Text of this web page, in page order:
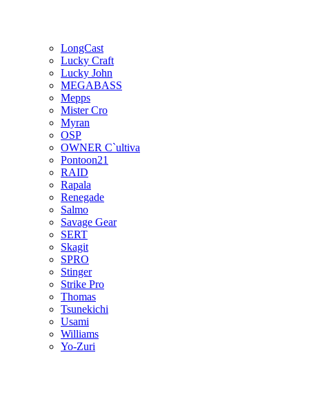
LongCast
Lucky Craft
Lucky John
MEGABASS
Mepps
Mister Cro
Myran
OSP
OWNER C`ultiva
Pontoon21
RAID
Rapala
Renegade
Salmo
Savage Gear
SERT
Skagit
SPRO
Stinger
Strike Pro
Thomas
Tsunekichi
Usami
Williams
Yo-Zuri